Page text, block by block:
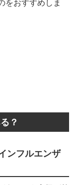
をおすすめしま
？
ンフルエンザ